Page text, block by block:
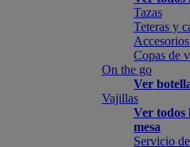
Tazas
Teteras y
Copas de
On the go
Ver
Vajillas
Ver todos
mesa
Servicio